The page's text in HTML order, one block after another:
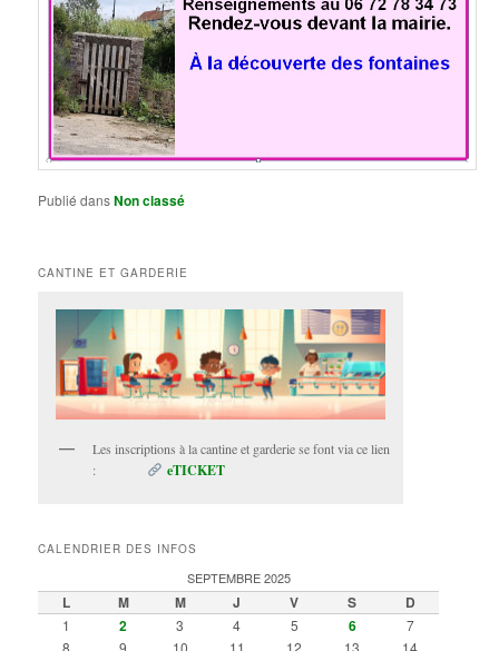
Publié dansNon classé
CANTINE ET GARDERIE
Les inscriptions à la cantine et garderie se font via ce lien
:
eTICKET
CALENDRIER DES INFOS
SEPTEMBRE 2025
L M M J V S D
1 2 3 4 5 6
7
8
9 10 11 12 13 14